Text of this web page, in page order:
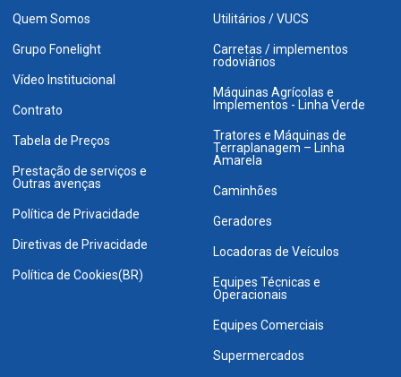
Quem Somos
Grupo Fonelight
Vídeo Institucional
Contrato
Tabela de Preços
Prestação de serviços e
Outras avenças
Política de Privacidade
Diretivas de Privacidade
Política de Cookies(BR)
Utilitários / VUCS
Carretas / implementos
rodoviários
Máquinas Agrícolas e
Implementos - Linha Verde
Tratores e Máquinas de
Terraplanagem – Linha
Amarela
Caminhões
Geradores
Locadoras de Veículos
Equipes Técnicas e
Operacionais
Equipes Comerciais
Supermercados